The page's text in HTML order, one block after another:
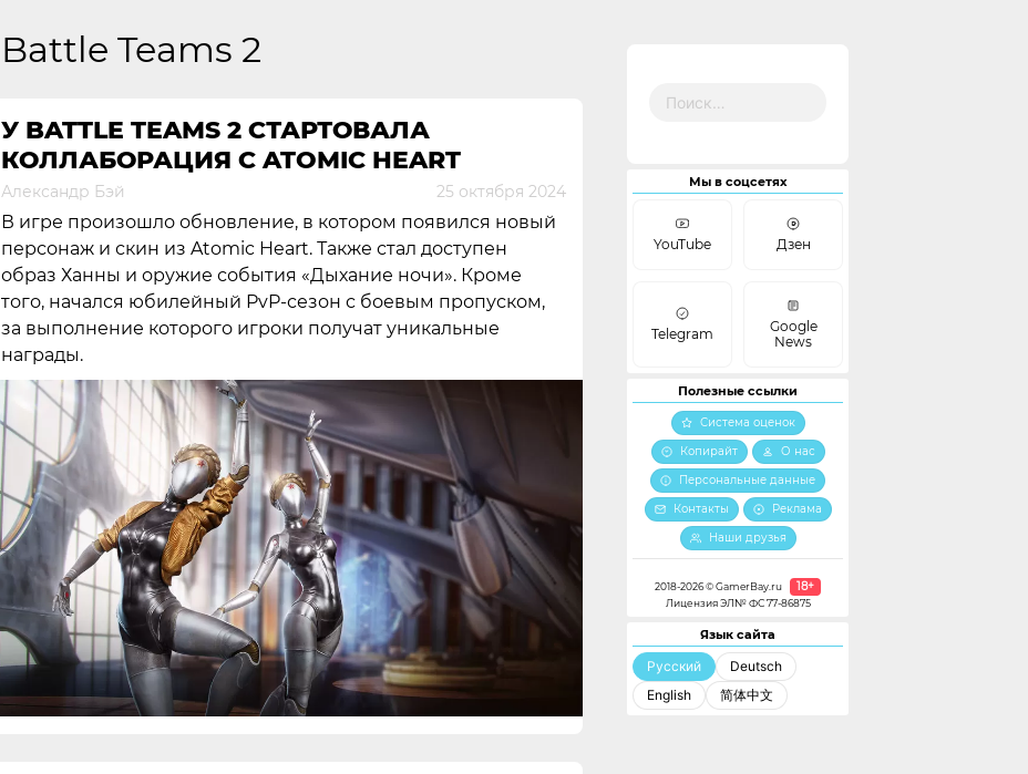
Battle Teams 2
У BATTLE TEAMS 2 СТАРТОВАЛА
КОЛЛАБОРАЦИЯ С ATOMIC HEART
Александр Бэй 25 октября 2024
В игре произошло обновление, в котором появился новый
персонаж и скин из Atomic Heart. Также стал доступен
образ Ханны и оружие события «Дыхание ночи». Кроме
того, начался юбилейный PvP-сезон с боевым пропуском,
за выполнение которого игроки получат уникальные
награды.
Мы в соцсетях
YouTube Дзен
Telegram
Google
News
Полезные ссылки
Система оценок
Копирайт
О нас
Персональные данные
Контакты
Реклама
Наши друзья
2018-2026 © GamerBay.ru 18+
Лицензия ЭЛ№ ФС 77-86875
Язык сайта
Русский
Deutsch
English
简体中文